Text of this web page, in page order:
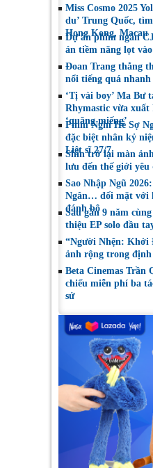
Miss Cosmo 2025
du’ Trung Quốc,
Hong Kong, Macau
Dự án phim ngắn
án tiềm năng lọt
Đoan Trang thẳng
nổi tiếng quá nhanh
‘Tị vài boy’ Ma Bư
Rhymastic vừa
‘quăng miếng’
Phim Nghỉ Hè Sợ
đặc biệt nhân kỷ
Liệt sĩ 27/7
Shin trở lại màn
lưu đến thế giới
Sao Nhập Ngũ
Ngân… đối mặt với
đánh bộ
Sau gần 9 năm
thiệu EP solo đầu
“Người Nhện:
ảnh rộng trong
Beta Cinemas Trần
chiếu miễn phí ba
sử